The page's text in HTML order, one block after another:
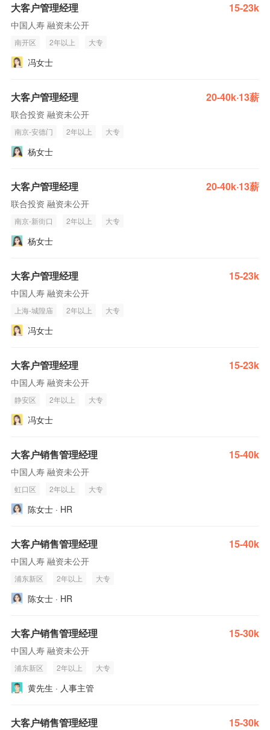
大客户管理经理 15-23k
中国人寿 融资未公开
南开区 2年以上 大专
冯女士
大客户管理经理 20-40k·13薪
联合投资 融资未公开
南京-安德门 2年以上 大专
杨女士
大客户管理经理 20-40k·13薪
联合投资 融资未公开
南京-新街口 2年以上 大专
杨女士
大客户管理经理 15-23k
中国人寿 融资未公开
上海-城隍庙 2年以上 大专
冯女士
大客户管理经理 15-23k
中国人寿 融资未公开
静安区 2年以上 大专
冯女士
大客户销售管理经理 15-40k
中国人寿 融资未公开
虹口区 2年以上 大专
陈女士 · HR
大客户销售管理经理 15-40k
中国人寿 融资未公开
浦东新区 2年以上 大专
陈女士 · HR
大客户销售管理经理 15-30k
中国人寿 融资未公开
浦东新区 2年以上 大专
黄先生 · 人事主管
大客户销售管理经理 15-30k